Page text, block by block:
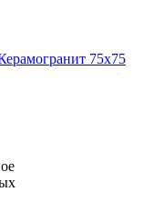
75x75